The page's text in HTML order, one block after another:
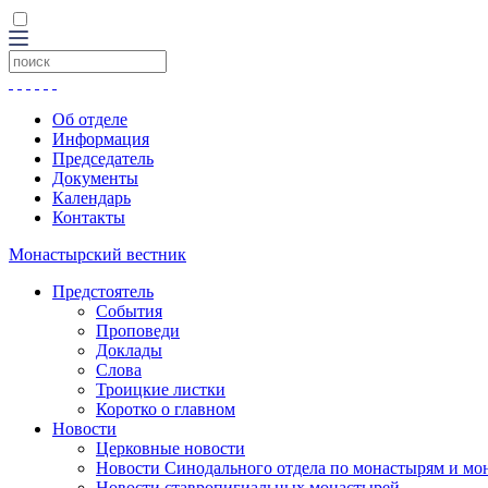
Об отделе
Информация
Председатель
Документы
Календарь
Контакты
Монастырский вестник
Предстоятель
События
Проповеди
Доклады
Слова
Троицкие листки
Коротко о главном
Новости
Церковные новости
Новости Синодального отдела по монастырям и